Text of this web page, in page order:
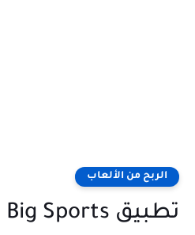
الربح من الألعاب